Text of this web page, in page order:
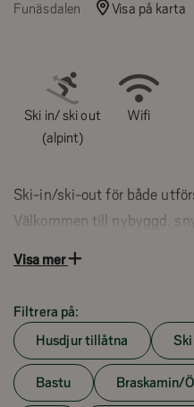
Funäsdalen Visa på karta
Ski in/ ski out
(alpint)
Wifi
Ski-in/ski-out för både
Välkommen till nybyggd,
6+1 Bäddar.
Lägenhet 55 kvm.
Allrum: Braskamin, TV samt
Visa mer
Filtrera på:
Husdjur tillåtna
Bastu Braskamin/